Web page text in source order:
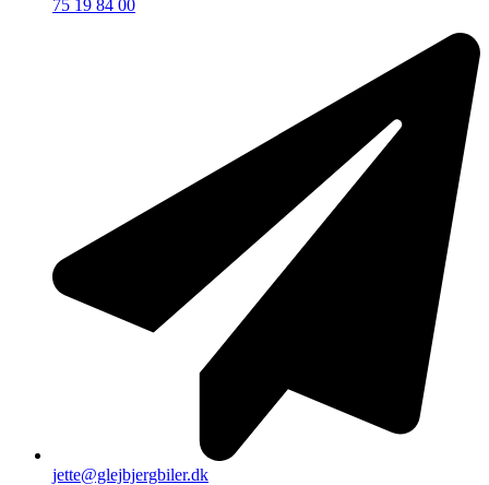
75 19 84 00
jette@glejbjergbiler.dk